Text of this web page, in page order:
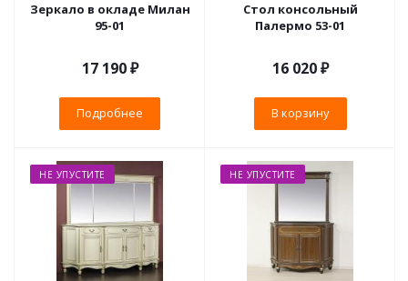
Зеркало в окладе Милан
95-01
17 190 ₽
Подробнее
Стол консольный
Палермо 53-01
16 020₽
В корзину
НЕ УПУСТИТЕ НЕ УПУСТИТЕ